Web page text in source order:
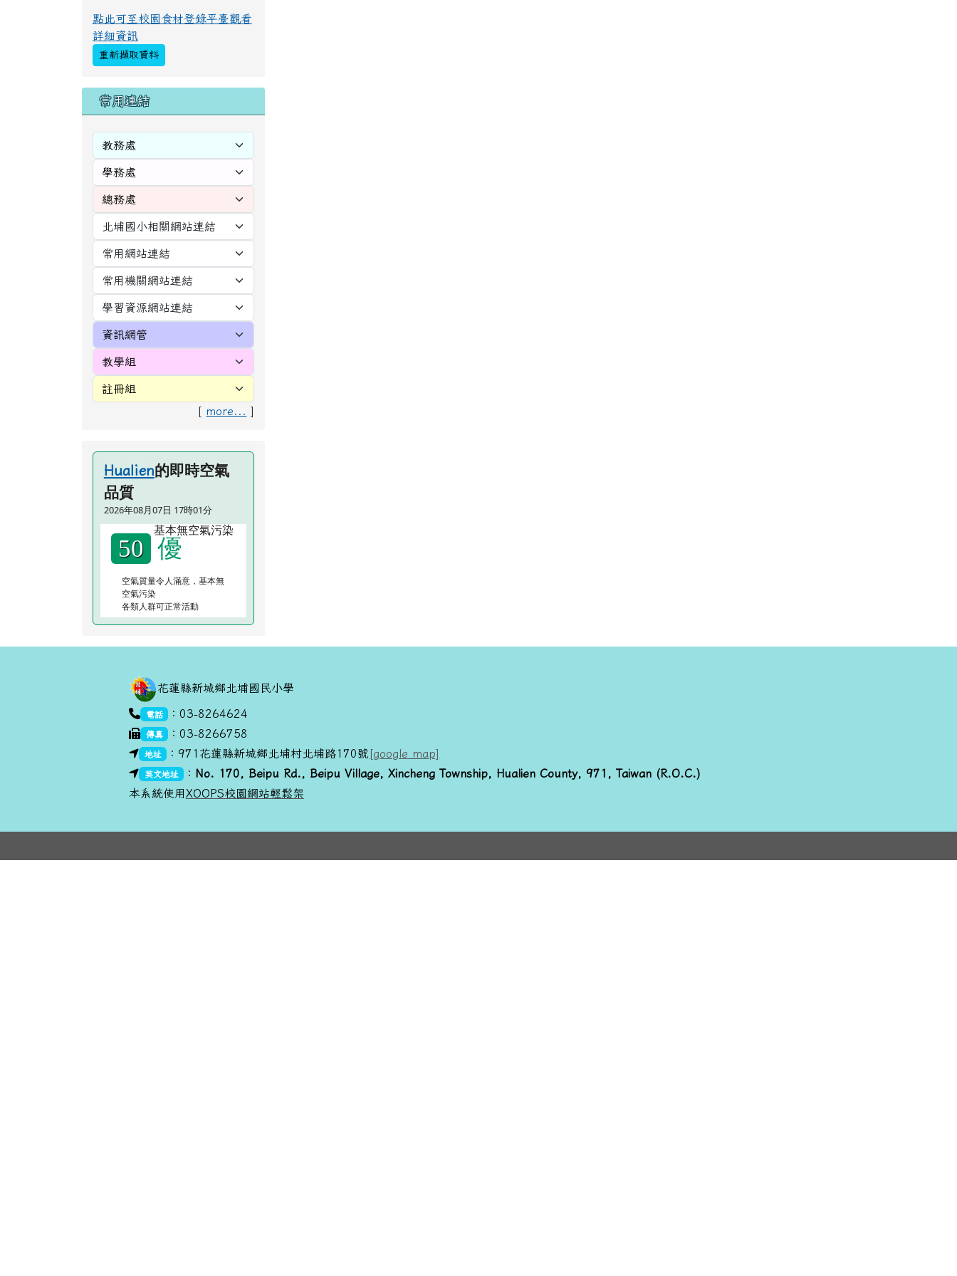
點此可至校園食材登錄平臺觀看
詳細資訊
重新擷取資料
右邊區域內容
常用連結
[ more... ]
Hualien的即時空氣
品質
2026年08月07日 17時01分
50 優
空氣質量令人滿意，基本無
空氣污染
各類人群可正常活動
花蓮縣新城鄉北埔國民小學
link to https://goo.gl/maps/dUx2GHvcPmq
電話 ：03-8264624
傳真
：03-8266758
link to https://goo.gl/maps/dUx2GHvcPmq
地址 ：971花蓮縣新城鄉北埔村北埔路170號 [google map]
link to https://goo.gl/maps/dUx2GHvcPmq
link to https://goo.gl/maps/dUx2GHvcPmq
英文地址 ： No. 170, Beipu Rd., Beipu Village, Xincheng Township, Hualien County, 971, Taiwan (R.O.C.)
本系統使用 XOOPS校園網站輕鬆架